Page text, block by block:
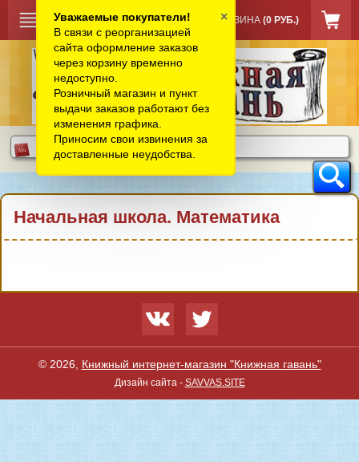
КОРЗИНА (0 РУБ.)
Начальная школа. Математика
© 2026, Книжный интернет-магазин "Книжная гавань"
Дизайн сайта - SAVVAS.SITE
Уважаемые покупатели!
В связи с реорганизацией
сайта оформление заказов
через корзину временно
недоступно.
Розничный магазин и пункт
выдачи заказов работают без
изменения графика.
Приносим свои извинения за
доставленные неудобства.
×